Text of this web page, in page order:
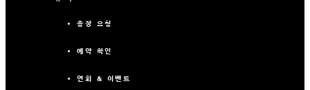
송장 요청
예약 확인
연회 & 이벤트